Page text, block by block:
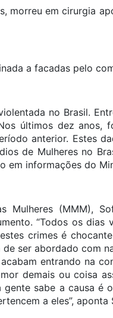
morreu em cirurgia
a facadas
no Brasil.
últimos dez anos,
anterior. Estes
de Mulheres no
em informações do
Mulheres (MMM),
“Todos os dias
crimes é
ser abordado com
entrando na
demais ou coisa
sabe a causa é
a eles”,